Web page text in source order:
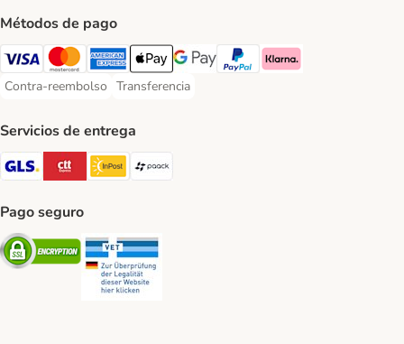
Métodos de pago
Visa Payment Method
Mastercard Payment Method
American Express Payment Method
Apple Pay Payment Method
Google Pay Payment Method
PayPal Payment Method
Klarna Payment Method
Contra-reembolso
Contra-reembolso Payment Method
Transferencia
Transferencia Payment Method
Servicios de entrega
GLS Shipping Method
CTTExpress Shipping Method
InPost Shipping Method
paack Shipping Method
Pago seguro
Security